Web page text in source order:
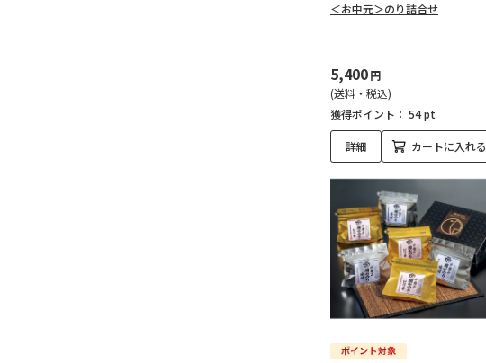
＜お中元＞のり詰合せ
5,400円
(送料・税込)
獲得ポイント： 54 pt
詳細 カートに入れる